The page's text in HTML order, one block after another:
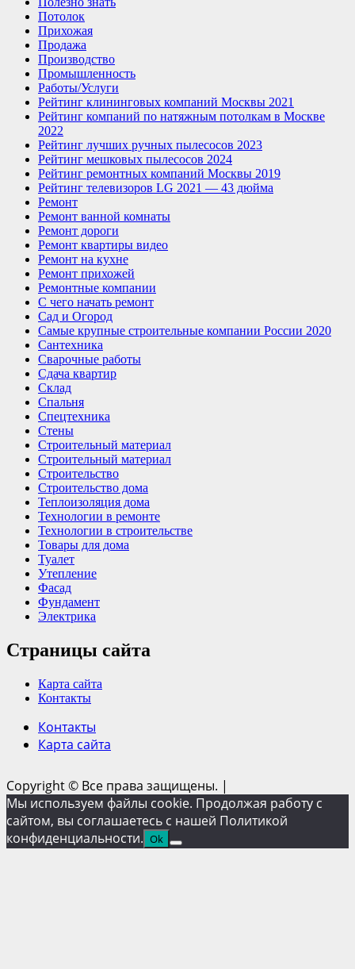
Потолок
Прихожая
Продажа
Производство
Промышленность
Работы/Услуги
Рейтинг клининговых компаний Москвы 2021
Рейтинг компаний по натяжным потолкам в Москве
2022
Рейтинг лучших ручных пылесосов 2023
Рейтинг мешковых пылесосов 2024
Рейтинг ремонтных компаний Москвы 2019
Рейтинг телевизоров LG 2021 — 43 дюйма
Ремонт
Ремонт ванной комнаты
Ремонт дороги
Ремонт квартиры видео
Ремонт на кухне
Ремонт прихожей
Ремонтные компании
С чего начать ремонт
Сад и Огород
Самые крупные строительные компании России 2020
Сантехника
Сварочные работы
Сдача квартир
Склад
Спальня
Спецтехника
Стены
Строительный материал
Строительный материал
Строительство
Строительство дома
Теплоизоляция дома
Технологии в ремонте
Технологии в строительстве
Товары для дома
Туалет
Утепление
Фасад
Фундамент
Электрика
Страницы сайта
Карта сайта
Контакты
Контакты
Карта сайта
Copyright © Все права защищены. |
Мы используем файлы cookie. Продолжая работу с
сайтом, вы соглашаетесь с нашей Политикой
конфиденциальности. Ok